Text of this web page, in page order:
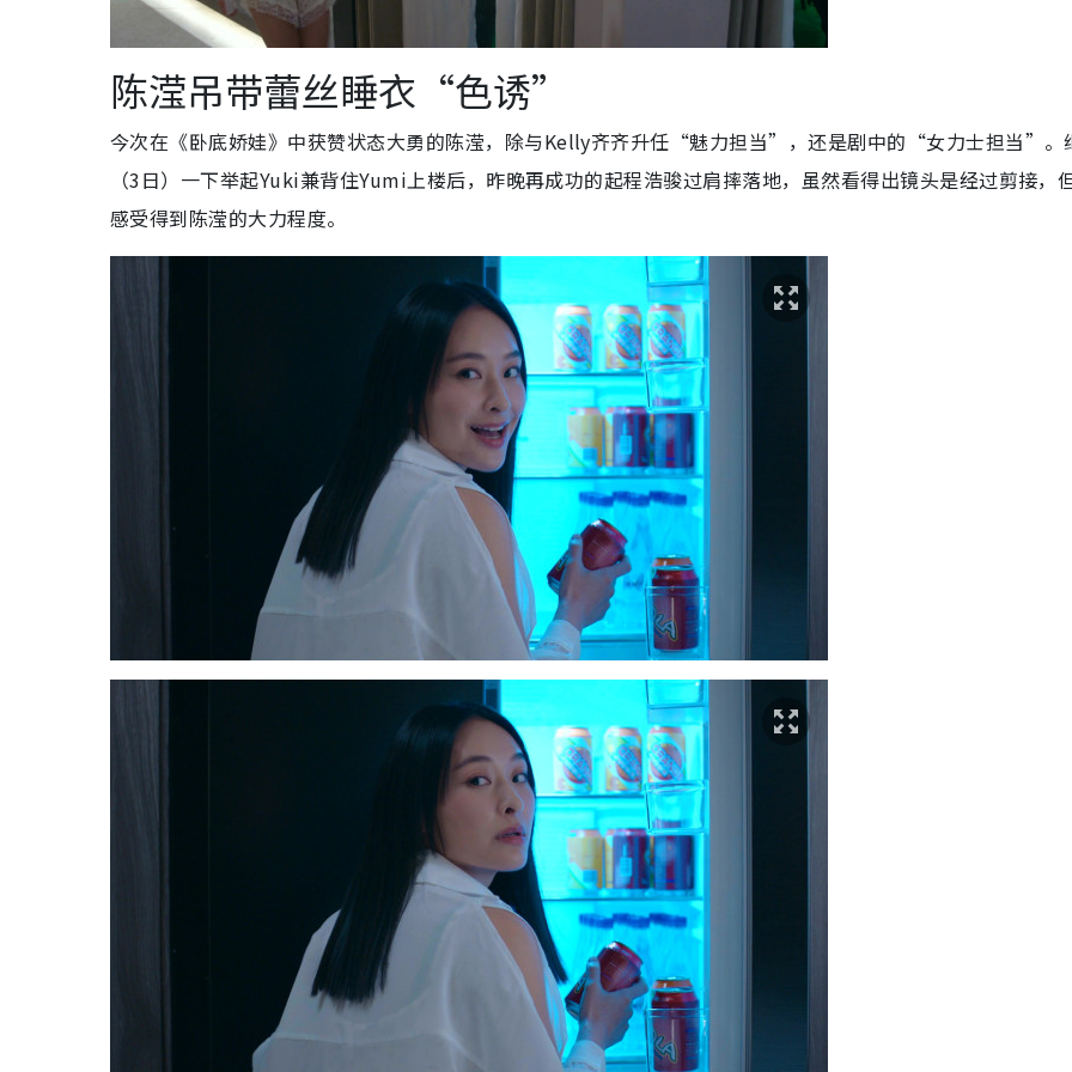
陈滢吊带蕾丝睡衣“色诱”
今次在《卧底娇娃》中获赞状态大勇的陈滢，除与Kelly齐齐升任“魅力担当”，还是剧中的“女力士担当”。
（3日）一下举起Yuki兼背住Yumi上楼后，昨晚再成功的起程浩骏过肩摔落地，虽然看得出镜头是经过剪接，
感受得到陈滢的大力程度。